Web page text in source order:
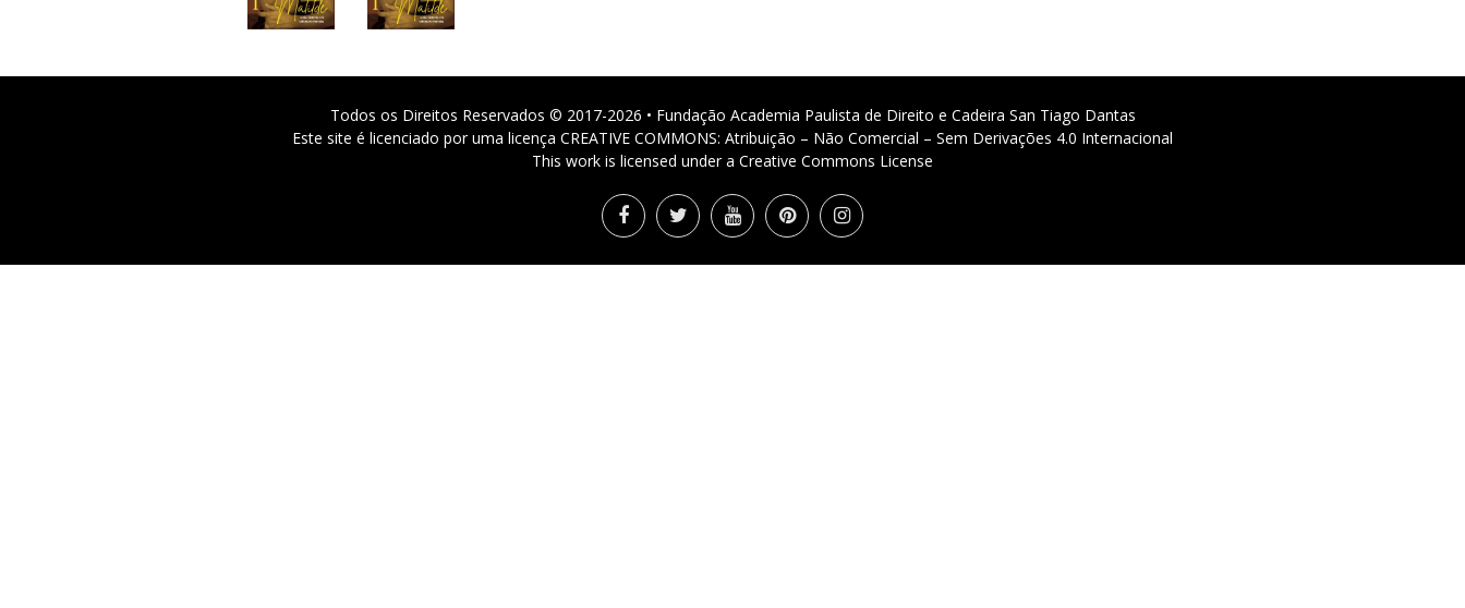
Todos os Direitos Reservados © 2017-2026 • Fundação Academia Paulista de Direito e Cadeira San Tiago Dantas
Este site é licenciado por uma licença CREATIVE COMMONS: Atribuição – Não Comercial – Sem Derivações 4.0 Internacional
This work is licensed under a Creative Commons License